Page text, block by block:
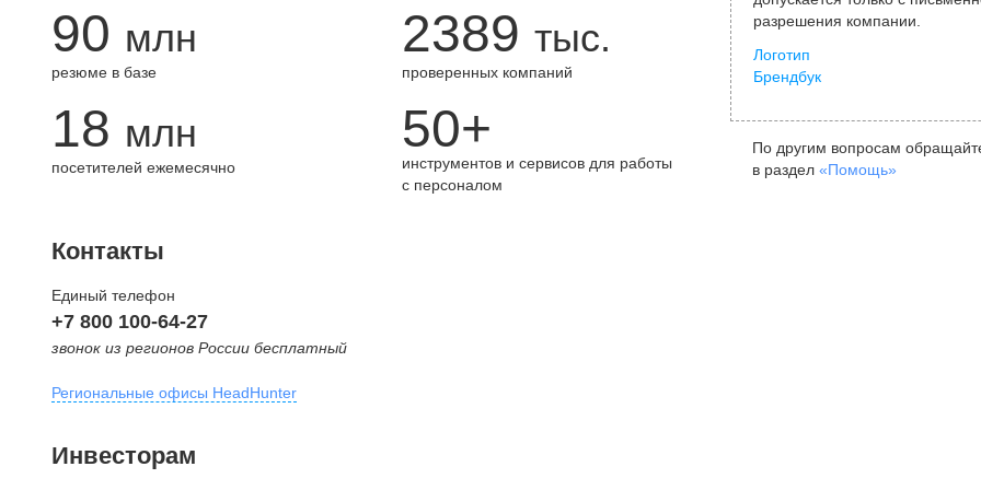
90 млн
резюме в базе
2389 тыс.
проверенных компаний
18 млн
посетителей ежемесячно
50+
инструментов и сервисов для работы
с персоналом
разрешения компании.
Логотип
Брендбук
По другим вопросам
в раздел «Помощь»
Контакты
Единый телефон
+7 800 100-64-27
звонок из регионов России бесплатный
Региональные офисы HeadHunter
внутригородская территория
Инвесторам